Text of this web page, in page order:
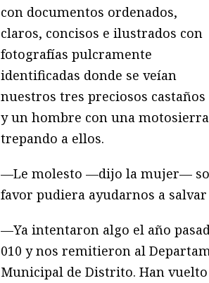
con documentos ordenados,
claros, concisos e ilustrados con
fotografías pulcramente
identificadas donde se veían
nuestros tres preciosos castaños
y un hombre con una motosierra
trepando a ellos.
—Le molesto —dijo la mujer—
favor pudiera ayudarnos a salvar
—Ya intentaron algo el año
010 y nos remitieron al
Municipal de Distrito. Han